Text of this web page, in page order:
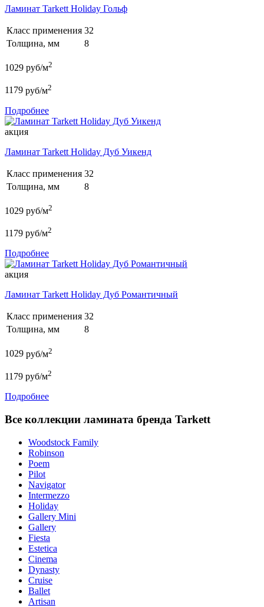
Ламинат Tarkett Holiday Гольф
Класс применения 32
Толщина, мм
8
1029 руб/м2
1179 руб/м2
Подробнее
акция
Ламинат Tarkett Holiday Дуб Уикенд
Класс применения 32
Толщина, мм
8
1029 руб/м2
1179 руб/м2
Подробнее
акция
Ламинат Tarkett Holiday Дуб Романтичный
Класс применения 32
Толщина, мм
8
1029 руб/м2
1179 руб/м2
Подробнее
Все коллекции ламината бренда Tarkett
Woodstock Family
Robinson
Poem
Pilot
Navigator
Intermezzo
Holiday
Gallery Mini
Gallery
Fiesta
Estetica
Cinema
Dynasty
Cruise
Ballet
Artisan